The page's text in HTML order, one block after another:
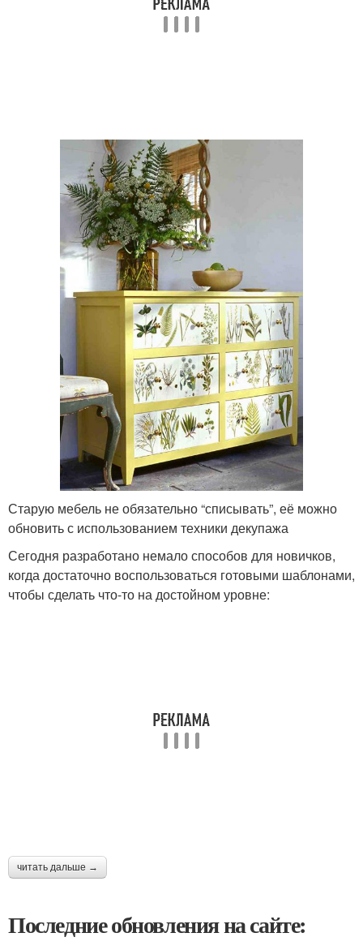
Старую мебель не обязательно “списывать”, её можно
обновить с использованием техники декупажа
Сегодня разработано немало способов для новичков,
когда достаточно воспользоваться готовыми шаблонами,
чтобы сделать что-то на достойном уровне:
читать дальше →
Последние обновления на сайте: